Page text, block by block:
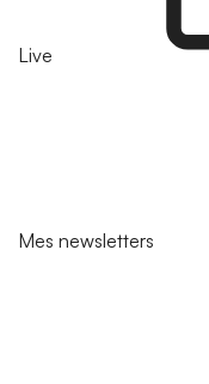
Live
Mes newsletters